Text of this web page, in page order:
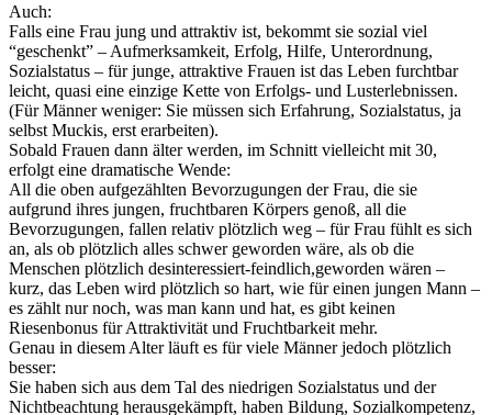
Auch:
Falls eine Frau jung und attraktiv ist, bekommt sie sozial viel
“geschenkt” – Aufmerksamkeit, Erfolg, Hilfe, Unterordnung,
Sozialstatus – für junge, attraktive Frauen ist das Leben furchtbar
leicht, quasi eine einzige Kette von Erfolgs- und Lusterlebnissen.
(Für Männer weniger: Sie müssen sich Erfahrung, Sozialstatus, ja
selbst Muckis, erst erarbeiten).
Sobald Frauen dann älter werden, im Schnitt vielleicht mit 30,
erfolgt eine dramatische Wende:
All die oben aufgezählten Bevorzugungen der Frau, die sie
aufgrund ihres jungen, fruchtbaren Körpers genoß, all die
Bevorzugungen, fallen relativ plötzlich weg – für Frau fühlt es sich
an, als ob plötzlich alles schwer geworden wäre, als ob die
Menschen plötzlich desinteressiert-feindlich,geworden wären –
kurz, das Leben wird plötzlich so hart, wie für einen jungen Mann –
es zählt nur noch, was man kann und hat, es gibt keinen
Riesenbonus für Attraktivität und Fruchtbarkeit mehr.
Genau in diesem Alter läuft es für viele Männer jedoch plötzlich
besser:
Sie haben sich aus dem Tal des niedrigen Sozialstatus und der
Nichtbeachtung herausgekämpft, haben Bildung, Sozialkompetenz,